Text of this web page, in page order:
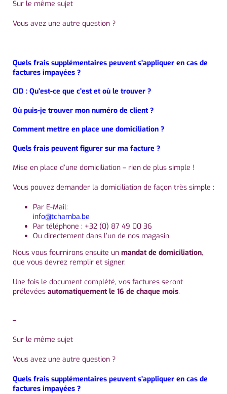
Sur le même sujet
Vous avez une autre question ?
Quels frais supplémentaires peuvent s’appliquer en cas de
factures impayées ?
CID : Qu’est-ce que c’est et où le trouver ?
Où puis-je trouver mon numéro de client ?
Comment mettre en place une domiciliation ?
Quels frais peuvent figurer sur ma facture ?
Mise en place d’une domiciliation – rien de plus simple !
Vous pouvez demander la domiciliation de façon très simple :
Par E-Mail:
info@tchamba.be
Par téléphone : +32 (0) 87 49 00 36
Ou directement dans l’un de nos magasin
Nous vous fournirons ensuite un mandat de domiciliation,
que vous devrez remplir et signer.
Une fois le document complété, vos factures seront
prélevées automatiquement le 16 de chaque mois.
–
Sur le même sujet
Vous avez une autre question ?
Quels frais supplémentaires peuvent s’appliquer en cas de
factures impayées ?